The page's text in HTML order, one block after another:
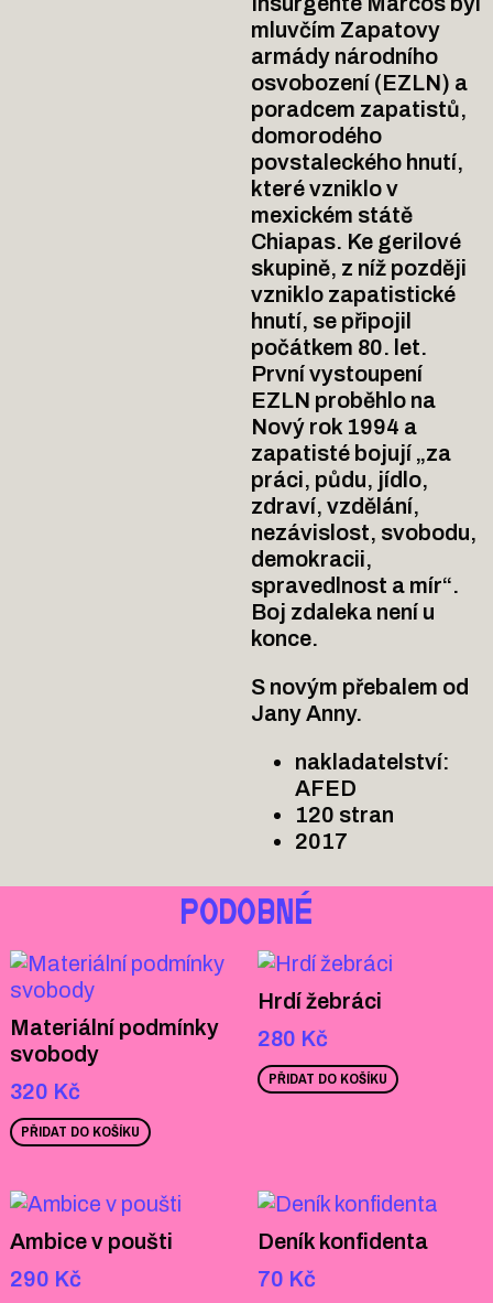
mluvčím Zapatovy
armády národního
osvobození (EZLN) a
poradcem zapatistů,
domorodého
povstaleckého hnutí,
které vzniklo v
mexickém státě
Chiapas. Ke gerilové
skupině, z níž později
vzniklo zapatistické
hnutí, se připojil
počátkem 80. let.
První vystoupení
EZLN proběhlo na
Nový rok 1994 a
zapatisté bojují „za
práci, půdu, jídlo,
zdraví, vzdělání,
nezávislost, svobodu,
demokracii,
spravedlnost a mír“.
Boj zdaleka není u
konce.
S novým přebalem od
Jany Anny.
nakladatelství:
AFED
120 stran
2017
PODOBNÉ
Materiální podmínky
svobody
320 Kč
PŘIDAT DO KOŠÍKU
Hrdí žebráci
280 Kč
PŘIDAT DO KOŠÍKU
Ambice v poušti
290 Kč
Deník konfidenta
70 Kč